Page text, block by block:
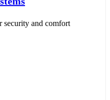
security and comfort